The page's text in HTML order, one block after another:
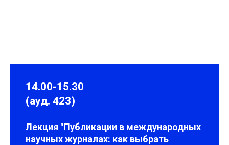
14.00-15.30
(ауд. 423)
Лекция "Публикации в международных
научных журналах: как выбрать